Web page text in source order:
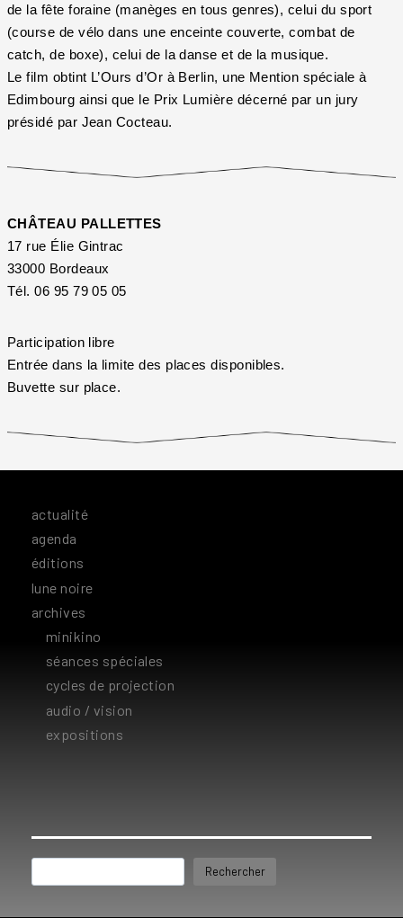
de la fête foraine (manèges en tous genres), celui du sport
(course de vélo dans une enceinte couverte, combat de
catch, de boxe), celui de la danse et de la musique.
Le film obtint L’Ours d’Or à Berlin, une Mention spéciale à
Edimbourg ainsi que le Prix Lumière décerné par un jury
présidé par Jean Cocteau.
CHÂTEAU PALLETTES
17 rue Élie Gintrac
33000 Bordeaux
Tél. 06 95 79 05 05
Participation libre
Entrée dans la limite des places disponibles.
Buvette sur place.
actualité
agenda
éditions
lune noire
archives
minikino
séances spéciales
cycles de projection
audio / vision
expositions
Rechercher